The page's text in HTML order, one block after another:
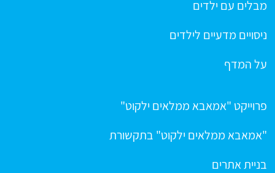
מבלים עם ילדים
ניסויים מדעיים לילדים
על המדף
פרוייקט "אמאבא ממלאים ילקוט"
"אמאבא ממלאים ילקוט" בתקשורת
בניית אתרים